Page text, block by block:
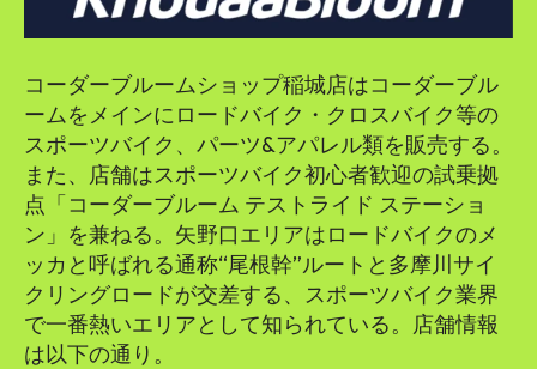
コーダーブルームショップ稲城店はコーダーブル
ームをメインにロードバイク・クロスバイク等の
スポーツバイク、パーツ&アパレル類を販売する。
また、店舗はスポーツバイク初心者歓迎の試乗拠
点「コーダーブルーム テストライド ステーショ
ン」を兼ねる。矢野口エリアはロードバイクのメ
ッカと呼ばれる通称“尾根幹”ルートと多摩川サイ
クリングロードが交差する、スポーツバイク業界
で一番熱いエリアとして知られている。店舗情報
は以下の通り。